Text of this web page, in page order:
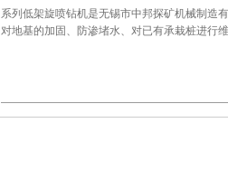
系列低架旋喷钻机是无锡市中邦探矿机械制造
对地基的加固、防渗堵水、对已有承栽桩进行